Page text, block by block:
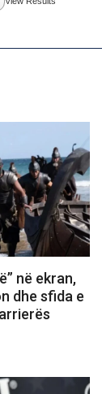
në ekran,
dhe sfida e